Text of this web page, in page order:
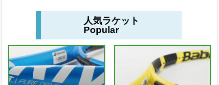
人気ラケット
Popular